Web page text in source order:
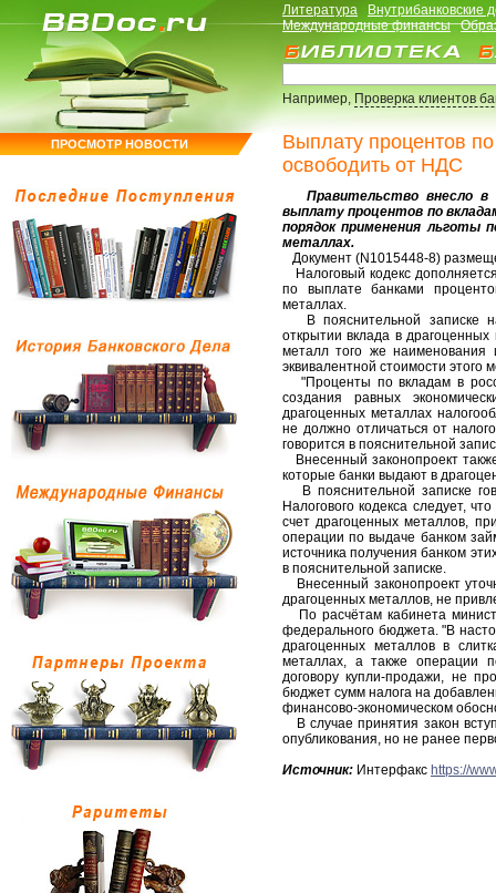
ПРОСМОТР НОВОСТИ
Литература
Внутрибанковские
Международные финансы
Например,Проверка клиентов
Выплату процентов
освободить от НДС
Правительство внесло в
выплату процентов по
порядок применения льготы
металлах.
Документ (N1015448-8)
Налоговый кодекс
по выплате банками
металлах.
В пояснительной записке
открытии вклада в драгоценных
металл того же
эквивалентной стоимости
"Проценты по вкладам в
создания равных
драгоценных металлах
не должно отличаться от
говорится в пояснительной
Внесенный законопроект
которые банки выдают в
В пояснительной записке
Налогового кодекса следует,
счет драгоценных металлов,
операции по выдаче банком
источника получения банком
в пояснительной записке.
Внесенный законопроект
драгоценных металлов, не
По расчётам кабинета
федерального бюджета. "В
драгоценных металлов в
металлах, а также операции
договору купли-продажи, не
бюджет сумм налога на
финансово-экономическом
В случае принятия закон
опубликования, но не ранее
Источник: Интерфакс https://